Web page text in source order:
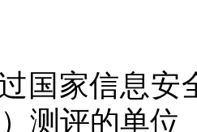
国家信息
测评的单位